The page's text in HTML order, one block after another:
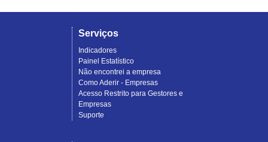
Serviços
Indicadores
Painel Estatístico
Não encontrei a empresa
Como Aderir - Empresas
Acesso Restrito para Gestores e
Empresas
Suporte